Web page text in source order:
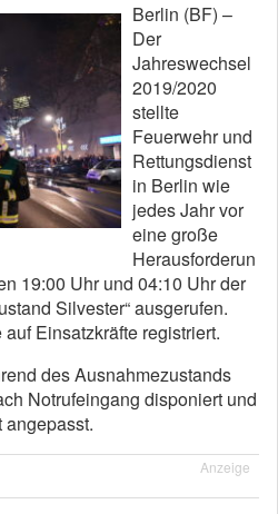
Berlin (BF) –
Der
Jahreswechsel
2019/2020
stellte
Feuerwehr und
Rettungsdienst
in Berlin wie
jedes Jahr vor
eine große
Herausforderun
19:00 Uhr und 04:10 Uhr der
Silvester“ ausgerufen.
Einsatzkräfte registriert.
des Ausnahmezustands
Notrufeingang disponiert und
Anzeige